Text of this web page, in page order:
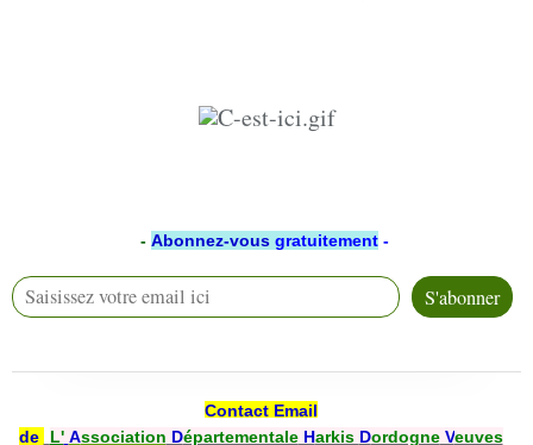
- Abonnez-vous gratuitement -
Contact Email
de
L' Association DépartementaleHarkis DordogneVeuves